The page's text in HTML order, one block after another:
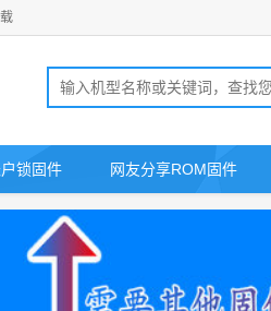
锁固件 网友分享ROM固件